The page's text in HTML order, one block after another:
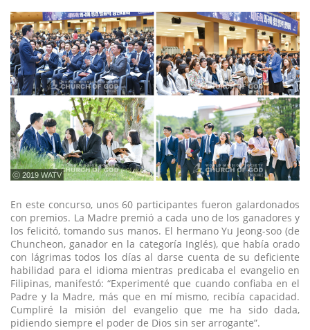
ⓒ 2019 WATV
En este concurso, unos 60 participantes fueron galardonados
con premios. La Madre premió a cada uno de los ganadores y
los felicitó, tomando sus manos. El hermano Yu Jeong-soo (de
Chuncheon, ganador en la categoría Inglés), que había orado
con lágrimas todos los días al darse cuenta de su deficiente
habilidad para el idioma mientras predicaba el evangelio en
Filipinas, manifestó: “Experimenté que cuando confiaba en el
Padre y la Madre, más que en mí mismo, recibía capacidad.
Cumpliré la misión del evangelio que me ha sido dada,
pidiendo siempre el poder de Dios sin ser arrogante”.